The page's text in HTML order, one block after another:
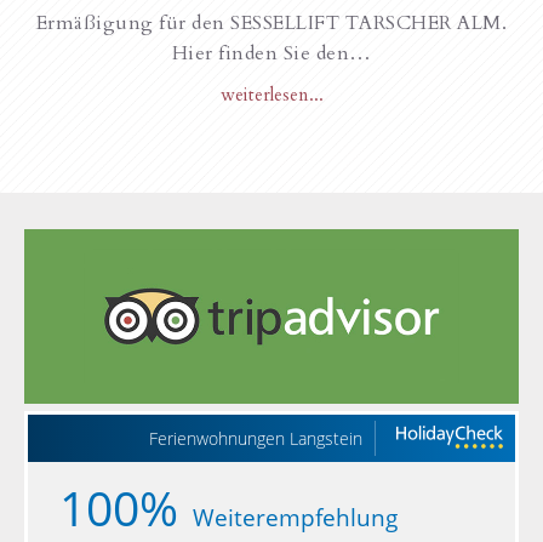
Ermäßigung für den SESSELLIFT TARSCHER ALM.
Hier finden Sie den…
weiterlesen...
Ferienwohnungen Langstein
100% Weiterempfehlung